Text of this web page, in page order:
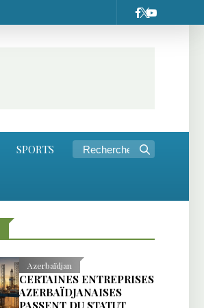
SPORTS
Azerbaïdjan
CERTAINES ENTREPRISES
AZERBAÏDJANAISES